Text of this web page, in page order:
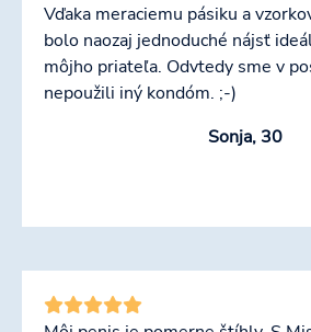
Vďaka meraciemu pásiku a
bolo naozaj jednoduché nájsť
môjho priateľa. Odvtedy sme v
nepoužili iný kondóm. ;-)
Sonja, 30